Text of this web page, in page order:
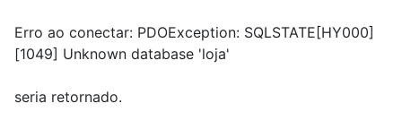
Erro ao conectar: PDOException: SQLSTATE[HY000]
[1049] Unknown database 'loja'
seria retornado.